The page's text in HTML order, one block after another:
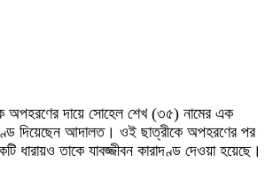
অপহরণের দায়ে সোহেল শেখ (৩৫) নামের এক
দিয়েছেন আদালত। ওই ছাত্রীকে অপহরণের পর
ধারায়ও তাকে যাবজ্জীবন কারাদণ্ড দেওয়া হয়েছে।